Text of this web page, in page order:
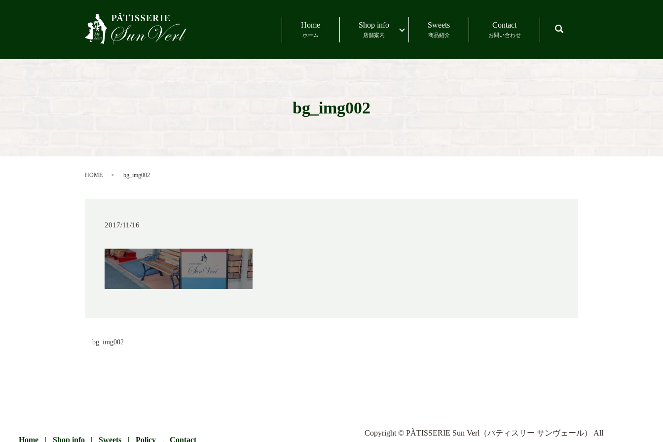
Home
ホーム
Shop info
店舗案内
Sweets
商品紹介
Contact
お問い合わせ
search
bg_img002
HOME bg_img002
2017/11/16
bg_img002
Home Shop info Sweets Policy Contact
Copyright © PÀTISSERIE Sun Verl（パティスリー サンヴェール） All